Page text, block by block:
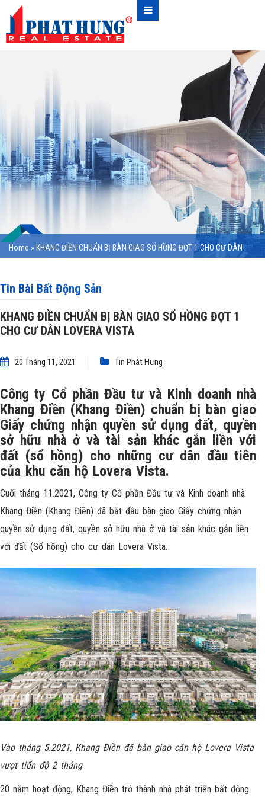
Home » KHANG ĐIỀN CHUẨN BỊ BÀN GIAO SỔ HỒNG ĐỢT 1 CHO CƯ DÂN
Tin Bài Bất Động Sản
KHANG ĐIỀN CHUẨN BỊ BÀN GIAO SỔ HỒNG ĐỢT 1
CHO CƯ DÂN LOVERA VISTA
20 Tháng 11, 2021 Tin Phát Hưng
Công ty Cổ phần Đầu tư và Kinh doanh nhà
Khang Điền (Khang Điền) chuẩn bị bàn giao
Giấy chứng nhận quyền sử dụng đất, quyền
sở hữu nhà ở và tài sản khác gắn liền với
đất (sổ hồng) cho những cư dân đầu tiên
của khu căn hộ Lovera Vista.
Cuối tháng 11.2021, Công ty Cổ phần Đầu tư và Kinh doanh nhà
Khang Điền (Khang Điền) đã bắt đầu bàn giao Giấy chứng nhận
quyền sử dụng đất, quyền sở hữu nhà ở và tài sản khác gắn liền
với đất (Sổ hồng) cho cư dân Lovera Vista.
Vào tháng 5.2021, Khang Điền đã bàn giao căn hộ Lovera Vista
vượt tiến độ 2 tháng
20 năm hoạt động, Khang Điền trở thành nhà phát triển bất động